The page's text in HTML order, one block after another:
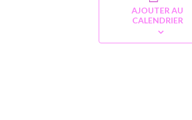
AJOUTER AU
CALENDRIER